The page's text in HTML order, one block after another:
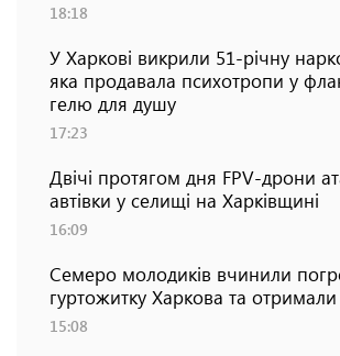
18:18
У Харкові викрили 51-річну
яка продавала психотропи у
гелю для душу
17:23
Двічі протягом дня FPV-дрони
автівки у селищі на Харківщині
16:09
Семеро молодиків вчинили
гуртожитку Харкова та отримали
15:08